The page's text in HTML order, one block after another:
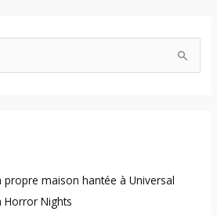
maison hantée à Universal
Horror Nights